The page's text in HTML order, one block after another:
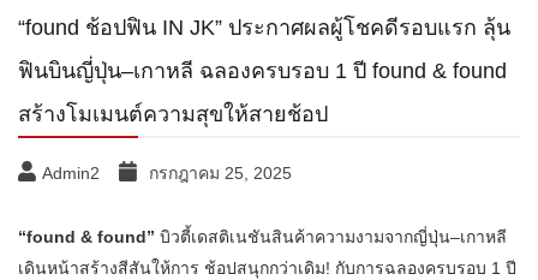
“found ช้อปฟิน IN JK” ประกาศผลผู้โชคดีรอบแรก ลุ้น
ฟินบินญี่ปุ่น–เกาหลี ฉลองครบรอบ 1 ปี found & found
สร้างโมเมนต์ความสุขให้สายช้อป
Admin2 กรกฎาคม 25, 2025
“found & found” บิวตี้เดสติเนชันสินค้าความงามจากญี่ปุ่น–เกาหลี
เดินหน้าสร้างสีสันให้การ ช้อปสนุกกว่าเดิม! กับการฉลองครบรอบ 1 ปี